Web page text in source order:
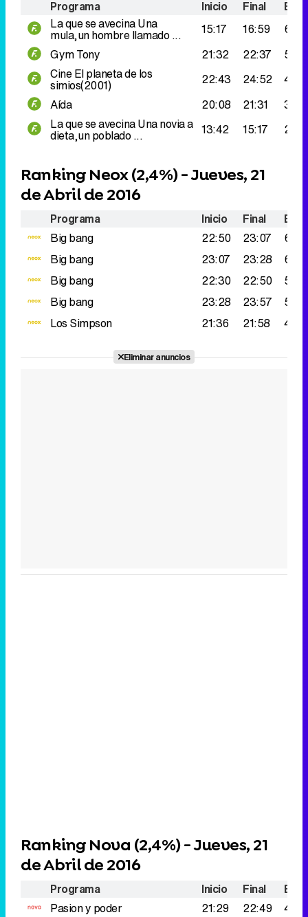
Programa Inicio Final
La que se avecinaUna
mula,un hombre llamado ... 15:17 16:59
Gym Tony
21:32 22:37
CineEl planeta de los
simios(2001) 22:43 24:52
Aída
20:08 21:31
La que se avecinaUna novia a
dieta,un poblado ... 13:42 15:17
Ranking Neox (2,4%) - Jueves, 21
de Abril de 2016
Programa Inicio Final
Big bang
22:50 23:07
Big bang
23:07 23:28
Big bang
22:30 22:50
Big bang
23:28 23:57
Los Simpson
21:36 21:58
Eliminar anuncios
Ranking Nova (2,4%) - Jueves, 21
de Abril de 2016
Programa Inicio Final
Pasion y poder
21:29 22:49